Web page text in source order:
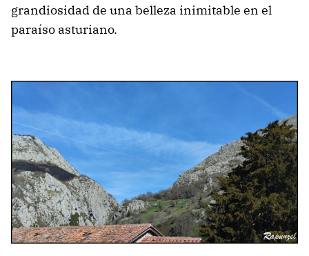
grandiosidad de una belleza inimitable en el
paraíso asturiano.